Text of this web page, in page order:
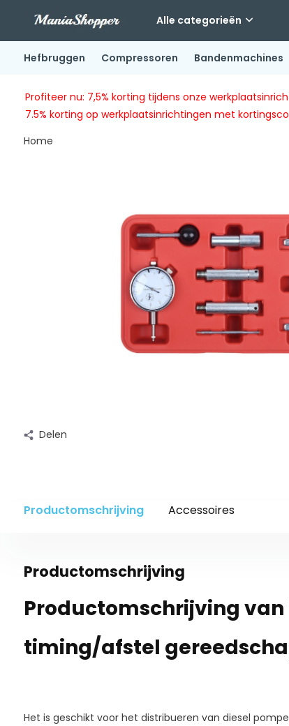
Alle categorieën
Hefbruggen Compressoren Bandenmachines
Profiteer nu: 7,5% korting tijdens onze
7.5% korting op werkplaatsinrichtingen met
Home
Delen
Productomschrijving Accessoires
Productomschrijving
Productomschrijving van
timing/afstel
Het is geschikt voor het distribueren van diesel